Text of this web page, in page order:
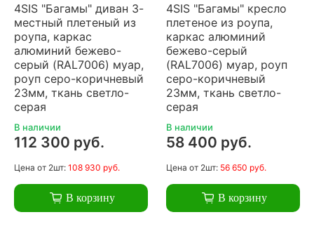
4SIS "Багамы" диван 3-
местный плетеный из
роупа, каркас
алюминий бежево-
серый (RAL7006) муар,
роуп серо-коричневый
23мм, ткань светло-
серая
В наличии
112 300 руб.
Цена от 2шт: 108 930 руб.
В корзину
4SIS "Багамы" кресло
плетеное из роупа,
каркас алюминий
бежево-серый
(RAL7006) муар, роуп
серо-коричневый
23мм, ткань светло-
серая
В наличии
58 400 руб.
Цена от 2шт: 56 650 руб.
В корзину